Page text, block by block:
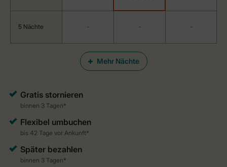
Mehr Nächte
5 Nächte - - -